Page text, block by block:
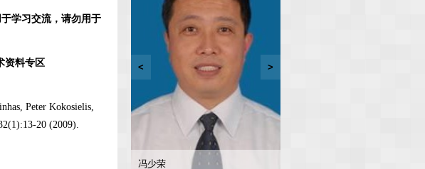
学习交流，请勿用于
资料专区
Peter Kokosielis,
20 (2009).
林子雨
张东站
林文水
冯少荣
< >